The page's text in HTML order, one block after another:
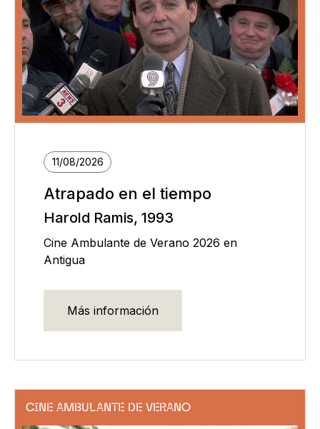
11/08/2026
Atrapado en el tiempo
Harold Ramis, 1993
Cine Ambulante de Verano 2026 en
Antigua
Más información
CINE AMBULANTE DE VERANO